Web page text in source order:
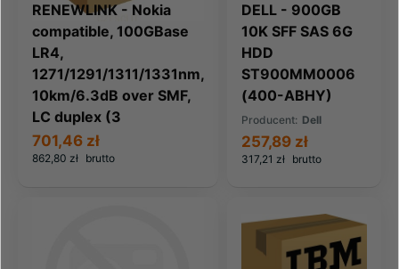
RENEWLINK - Nokia
compatible, 100GBase
LR4,
1271/1291/1311/1331nm,
10km/6.3dB over SMF,
LC duplex (3
862,80 zł brutto
701,46 zł
DELL - 900GB
10K SFF SAS 6G
HDD
ST900MM0006
(400-ABHY)
Producent: Dell
317,21 zł brutto
257,89 zł